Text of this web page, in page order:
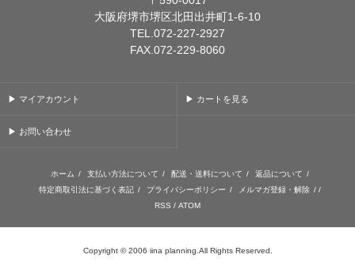
大阪府堺市堺区北田出井町1-6-10
TEL.072-227-2927
FAX.072-229-8060
▶ マイアカウント ▶ カートを見る
▶ お問い合わせ
ホーム / 支払い方法について / 配送・送料について / 返品について /
特定商取引法に基づく表記 / プライバシーポリシー / メルマガ登録・解除 / /
RSS / ATOM
Copyright © 2006 iina planning.All Rights Reserved.